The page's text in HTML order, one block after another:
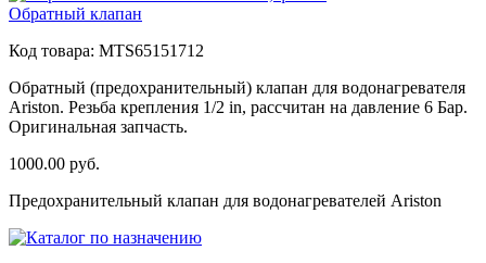
Обратный клапан
Код товара: MTS65151712
Обратный (предохранительный) клапан для водонагревателя
Ariston. Резьба крепления 1/2 in, рассчитан на давление 6 Бар.
Оригинальная запчасть.
1000.00 руб.
Предохранительный клапан для водонагревателей Ariston